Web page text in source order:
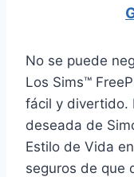
No se puede
Los Sims™
fácil y divertido.
deseada de
Estilo de Vida
seguros de que